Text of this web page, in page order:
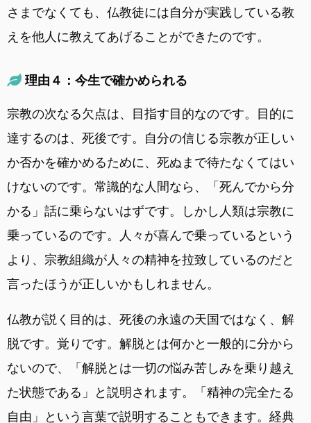
さまでなくても、仏教徒には自分が実践している教
えを他人に教えてあげることができたのです。
理由４：今生で確かめられる
宗教の次なる欠点は、目指す目的なのです。目的に
達するのは、死後です。自分の信じる宗教が正しい
か否かを確かめるために、死ぬまで待たなくてはい
けないのです。常識的な人間なら、「死んでから分
かる」話に乗らないはずです。しかし人類は宗教に
乗っているのです。人々が喜んで乗っているという
より、宗教組織が人々の精神を拉致しているのだと
言ったほうが正しいかもしれません。
仏教が説く目的は、死後の永遠の天国ではなく、解
脱です。覚りです。解脱とは何かと一般的に分から
ないので、「解脱とは一切の悩み苦しみを乗り越え
た状態である」と説明されます。「精神の完全たる
自由」という言葉で説明することもできます。経典